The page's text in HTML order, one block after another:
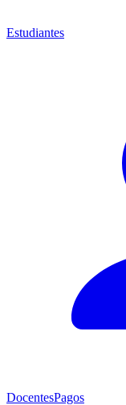
Estudiantes
DocentesPagos